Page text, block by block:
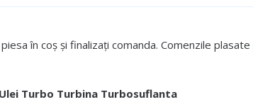
în coș și finalizați comanda. Comenzile
Turbo Turbina Turbosuflanta